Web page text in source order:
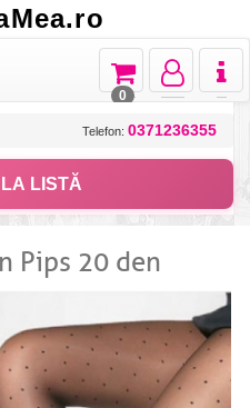
Toggle
Toggle
navigation
Toggle
navigation
0
Telefon: 0371236355
LA LISTĂ
Pips 20 den